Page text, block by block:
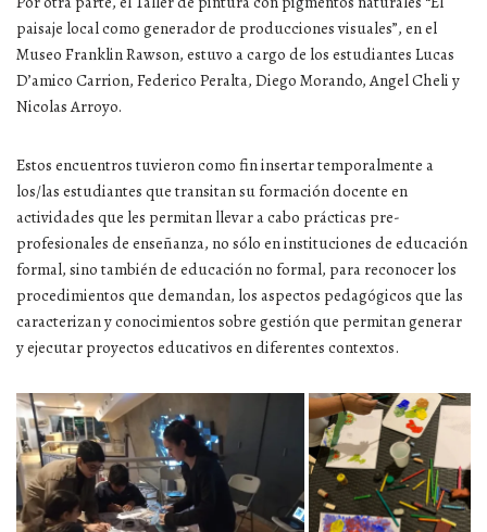
paisaje local como generador de producciones visuales”, en el
Museo Franklin Rawson, estuvo a cargo de los estudiantes Lucas
D’amico Carrion, Federico Peralta, Diego Morando, Angel Cheli y
Nicolas Arroyo.
Estos encuentros tuvieron como fin insertar temporalmente a
los/las estudiantes que transitan su formación docente en
actividades que les permitan llevar a cabo prácticas pre-
profesionales de enseñanza, no sólo en instituciones de educación
formal, sino también de educación no formal, para reconocer los
procedimientos que demandan, los aspectos pedagógicos que las
caracterizan y conocimientos sobre gestión que permitan generar
y ejecutar proyectos educativos en diferentes contextos.